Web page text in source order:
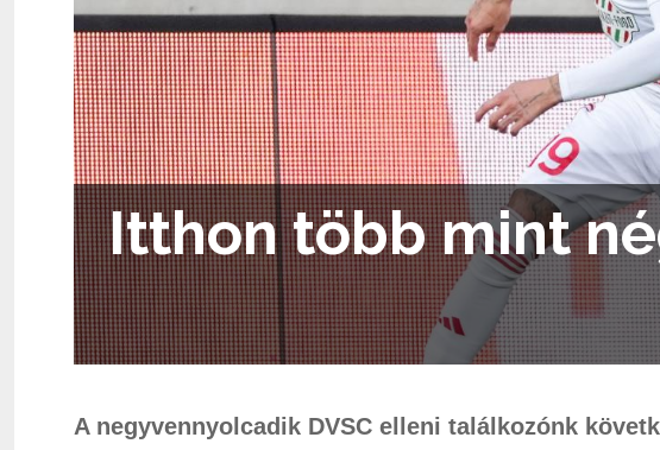
Itthon több mint
A negyvennyolcadik DVSC elleni találkozónk